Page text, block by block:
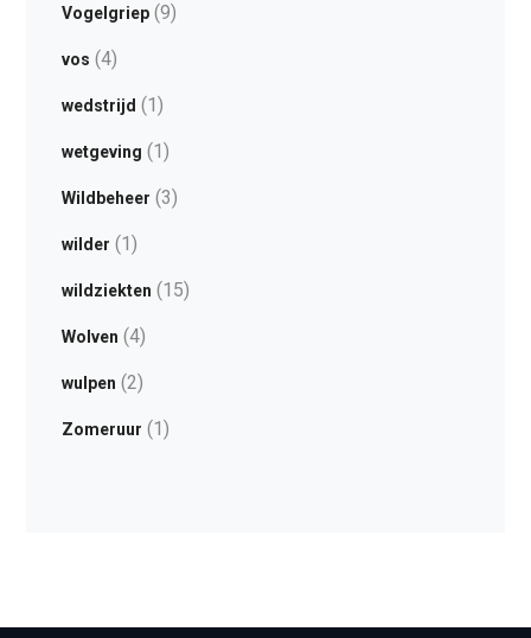
Vogelgriep(9)
vos (4)
wedstrijd (1)
wetgeving (1)
Wildbeheer (3)
wilder (1)
wildziekten (15)
Wolven (4)
wulpen (2)
Zomeruur (1)